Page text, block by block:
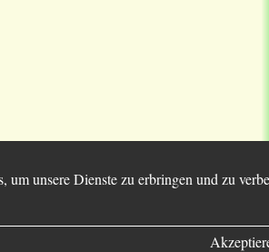
um unsere Dienste zu erbringen und zu